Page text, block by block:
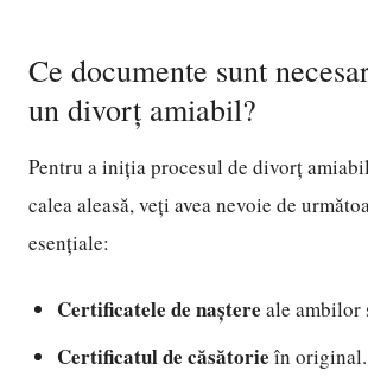
Ce documente sunt
un divorț amiabil?
Pentru a iniția procesul de divorț
calea aleasă, veți avea nevoie de
esențiale:
Certificatele de naștere ale ambilor
Certificatul de căsătorie în original.